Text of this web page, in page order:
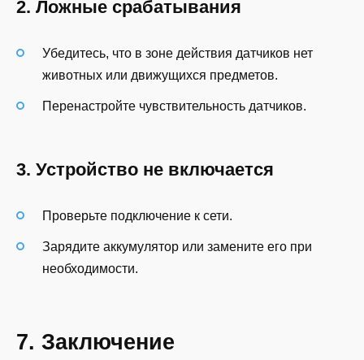
2. Ложные срабатывания
Убедитесь, что в зоне действия датчиков нет
животных или движущихся предметов.
Перенастройте чувствительность датчиков.
3. Устройство не включается
Проверьте подключение к сети.
Зарядите аккумулятор или замените его при
необходимости.
7. Заключение